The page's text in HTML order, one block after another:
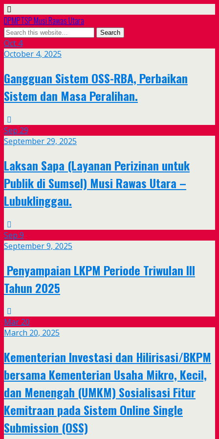
DPMPTSP Musi Rawas Utara
Oct 4
October 4, 2025
Gangguan Sistem OSS-RBA, Perbaikan
Sistem dan Masa Peralihan.
Sep 29
September 29, 2025
Laksan Sapa (Layanan Perizinan untuk
Publik di Sumsel) Musi Rawas Utara –
Lubuklinggau.
Sep 9
September 9, 2025
Penyampaian LKPM Periode Triwulan III
Tahun 2025
Mar 20
March 20, 2025
Kementerian Investasi dan Hilirisasi/BKPM
bersama Kementerian Usaha Mikro, Kecil,
dan Menengah (UMKM) Sosialisasi Fitur
Kemitraan pada Sistem Online Single
Submission (OSS)